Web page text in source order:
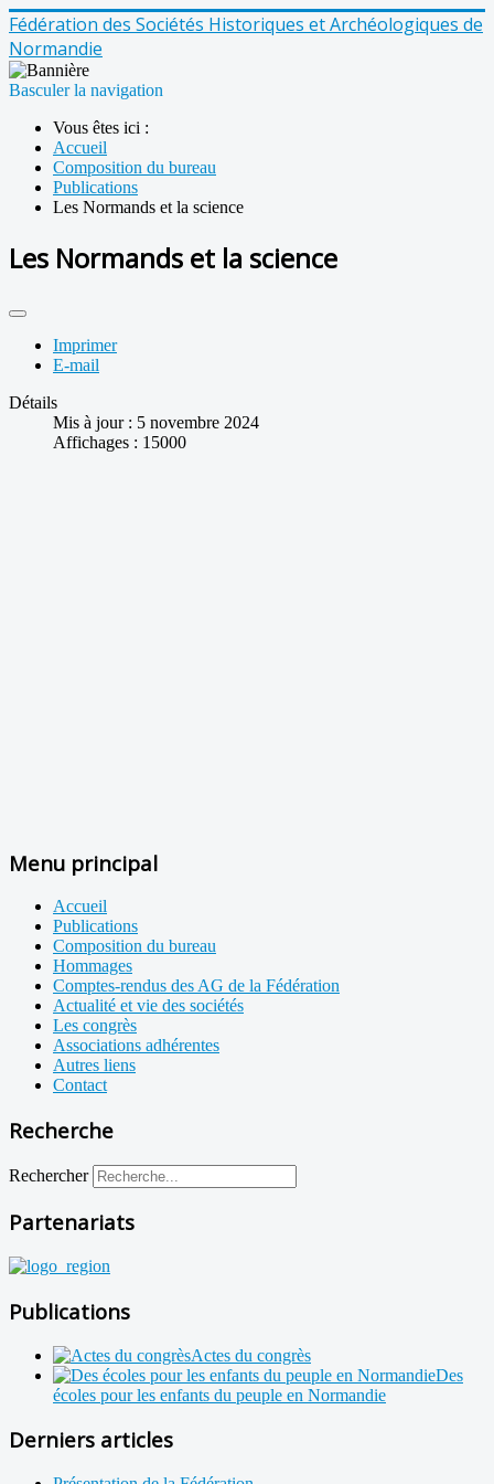
Fédération des Sociétés Historiques et Archéologiques de
Normandie
Basculer la navigation
Vous êtes ici :
Accueil
Composition du bureau
Publications
Les Normands et la science
Les Normands et la science
Imprimer
E-mail
Détails
Mis à jour : 5 novembre 2024
Affichages : 15000
Menu principal
Accueil
Publications
Composition du bureau
Hommages
Comptes-rendus des AG de la Fédération
Actualité et vie des sociétés
Les congrès
Associations adhérentes
Autres liens
Contact
Recherche
Rechercher
Partenariats
Publications
Actes du congrès
Des
écoles pour les enfants du peuple en Normandie
Derniers articles